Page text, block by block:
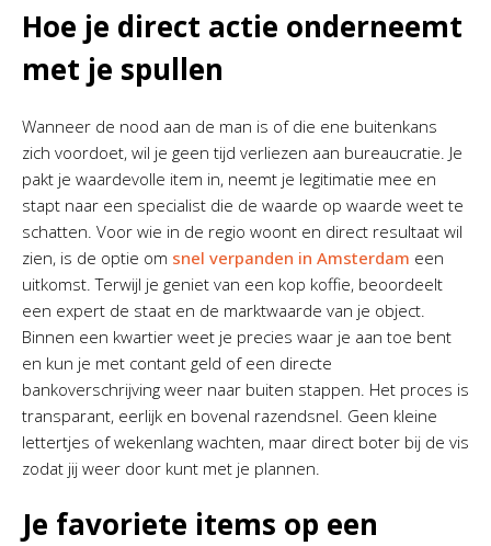
Hoe je direct actie onderneemt
met je spullen
Wanneer de nood aan de man is of die ene buitenkans
zich voordoet, wil je geen tijd verliezen aan bureaucratie. Je
pakt je waardevolle item in, neemt je legitimatie mee en
stapt naar een specialist die de waarde op waarde weet te
schatten. Voor wie in de regio woont en direct resultaat wil
zien, is de optie om snel verpanden in Amsterdam een
uitkomst. Terwijl je geniet van een kop koffie, beoordeelt
een expert de staat en de marktwaarde van je object.
Binnen een kwartier weet je precies waar je aan toe bent
en kun je met contant geld of een directe
bankoverschrijving weer naar buiten stappen. Het proces is
transparant, eerlijk en bovenal razendsnel. Geen kleine
lettertjes of wekenlang wachten, maar direct boter bij de vis
zodat jij weer door kunt met je plannen.
Je favoriete items op een